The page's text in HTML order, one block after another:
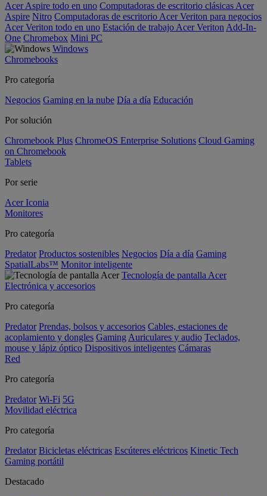
Acer Aspire todo en uno Computadoras de escritorio clásicas Acer
Aspire Nitro Computadoras de escritorio Acer Veriton para negocios
Acer Veriton todo en uno Estación de trabajo Acer Veriton Add-In-
One Chromebox Mini PC
Windows
Chromebooks
Pro categoría
Negocios Gaming en la nube Día a día Educación
Por solución
Chromebook Plus ChromeOS Enterprise Solutions Cloud Gaming
on Chromebook
Tablets
Por serie
Acer Iconia
Monitores
Pro categoría
Predator Productos sostenibles Negocios Día a día Gaming
SpatialLabs™ Monitor inteligente
Tecnología de pantalla Acer
Electrónica y accesorios
Pro categoría
Predator Prendas, bolsos y accesorios Cables, estaciones de
acoplamiento y dongles Gaming Auriculares y audio Teclados,
mouse y lápiz óptico Dispositivos inteligentes Cámaras
Red
Pro categoría
Predator Wi-Fi 5G
Movilidad eléctrica
Pro categoría
Predator Bicicletas eléctricas Escúteres eléctricos Kinetic Tech
Gaming portátil
Destacado